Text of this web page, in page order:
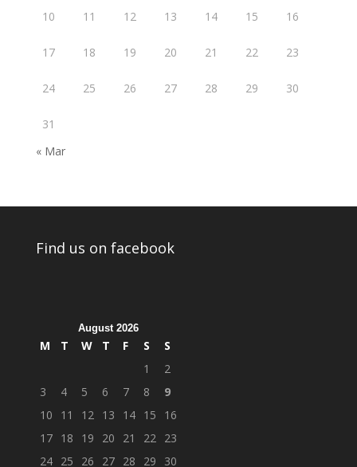
10 11 12 13 14 15 16
17 18 19 20 21 22 23
24 25 26 27 28 29 30
31
« Mar
Find us on facebook
August 2026
M T W T F S
S
1
2
3
4 5 6 7 8
9
10
11 12 13 14 15
16
17 18 19 20 21 22 23
24 25 26 27 28 29 30